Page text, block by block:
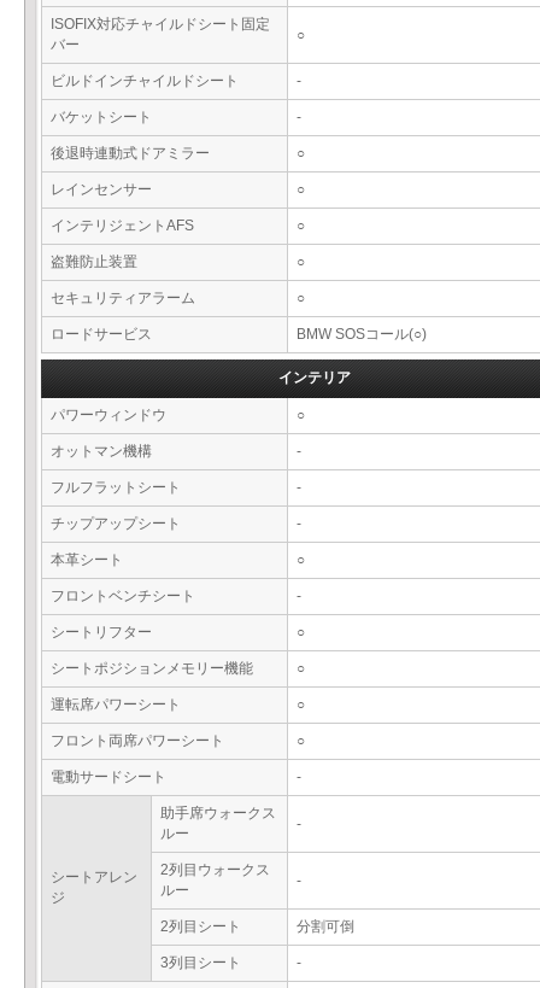
ISOFIX対応チャイルドシート固定
バー
○
ビルドインチャイルドシート -
バケットシート -
後退時連動式ドアミラー ○
レインセンサー ○
インテリジェントAFS ○
盗難防止装置 ○
セキュリティアラーム ○
ロードサービス BMW SOSコール(○)
インテリア
パワーウィンドウ ○
オットマン機構 -
フルフラットシート -
チップアップシート -
本革シート ○
フロントベンチシート -
シートリフター ○
シートポジションメモリー機能 ○
運転席パワーシート ○
フロント両席パワーシート ○
電動サードシート -
シートアレン
ジ
助手席ウォークス
ルー
-
2列目ウォークス
ルー
-
2列目シート 分割可倒
3列目シート -